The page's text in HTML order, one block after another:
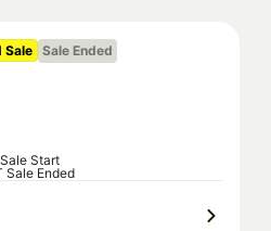
Sale Sale Ended
Start
Sale Ended